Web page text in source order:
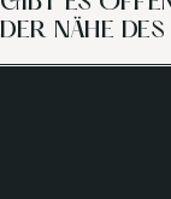
DER NÄHE